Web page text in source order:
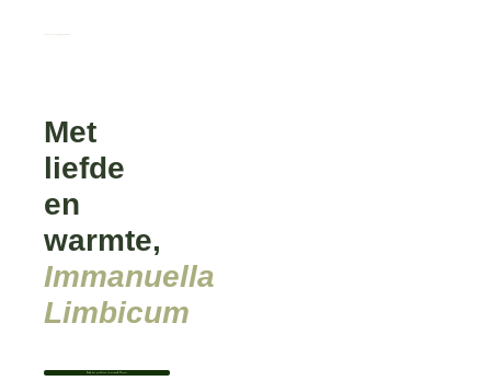
Met
liefde
en
warmte,
Immanuella
Limbicum
Bekijk het profiel van Immanuella Wouter